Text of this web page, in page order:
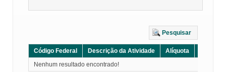
Pesquisar
Código Federal Descrição da Atividade Alíquota
Nenhum resultado encontrado!